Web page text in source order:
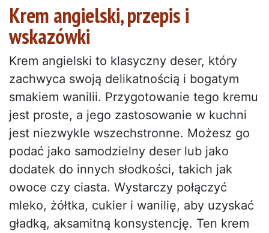
Krem angielski, przepis i
wskazówki
Krem angielski to klasyczny deser, który
zachwyca swoją delikatnością i bogatym
smakiem wanilii. Przygotowanie tego kremu
jest proste, a jego zastosowanie w kuchni
jest niezwykle wszechstronne. Możesz go
podać jako samodzielny deser lub jako
dodatek do innych słodkości, takich jak
owoce czy ciasta. Wystarczy połączyć
mleko, żółtka, cukier i wanilię, aby uzyskać
gładką, aksamitną konsystencję. Ten krem